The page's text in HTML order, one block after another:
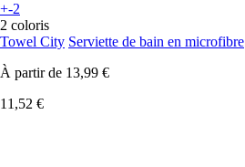
+-2
2 coloris
Towel City Serviette de bain en microfibre
À partir de 13,99 €
11,52 €